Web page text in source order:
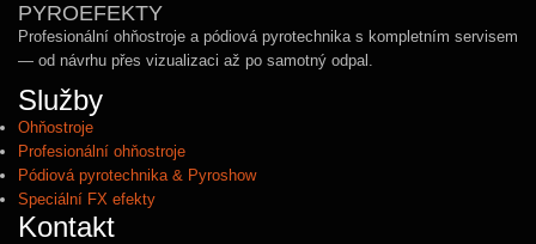
PYROEFEKTY
Profesionální ohňostroje a pódiová pyrotechnika s kompletním servisem
— od návrhu přes vizualizaci až po samotný odpal.
Služby
Ohňostroje
Profesionální ohňostroje
Pódiová pyrotechnika & Pyroshow
Speciální FX efekty
Kontakt